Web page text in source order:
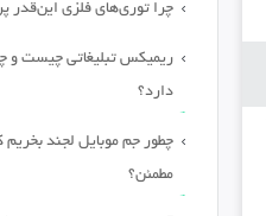
چرا توری‌های فلزی این‌قدر
ریمیکس تبلیغاتی چیست و
دارد؟
چطور جم موبایل لجند
مطمئن؟